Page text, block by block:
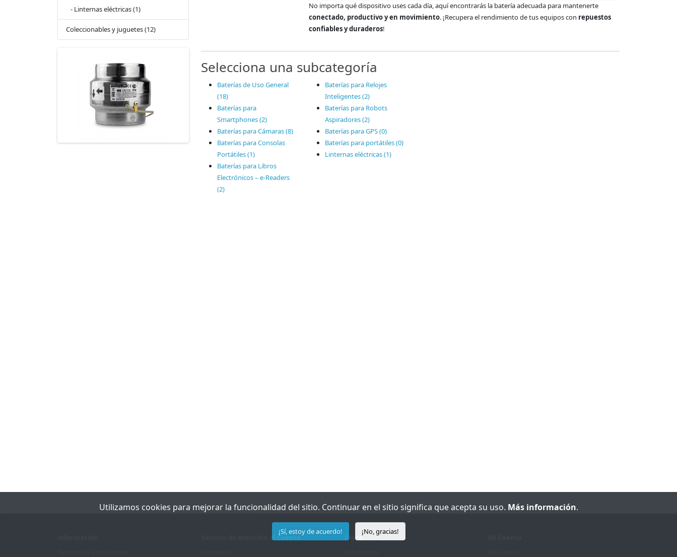
- Linternas eléctricas (1)
Coleccionables y juguetes (12)
No importa qué dispositivo uses cada día, aquí encontrarás la batería adecuada para mantenerte
conectado, productivo y en movimiento. ¡Recupera el rendimiento de tus equipos con repuestos
confiables y duraderos!
Selecciona una subcategoría
Baterías de Uso General
(18)
Baterías para
Smartphones (2)
Baterías para Cámaras (8)
Baterías para Consolas
Portátiles (1)
Baterías para Libros
Electrónicos – e‑Readers
(2)
Baterías para Relojes
Inteligentes (2)
Baterías para Robots
Aspiradores (2)
Baterías para GPS (0)
Baterías para portátiles (0)
Linternas eléctricas (1)
Servicio de Atención al Cliente
Extra
Utilizamos cookies para mejorar la funcionalidad del sitio. Continuar en el sitio significa que acepta su uso. Más información.
¡Sí, estoy de acuerdo! ¡No, gracias!